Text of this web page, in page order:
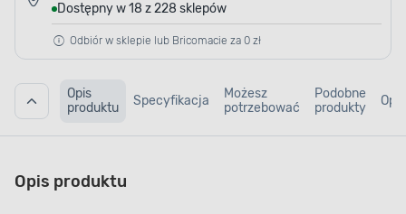
Dostępny w 18 z 228 sklepów
Odbiór w sklepie lub Bricomacie za 0 zł
Opis
produktu
Specyfikacja
Możesz
potrzebować
Podobne
produkty
Opis produktu